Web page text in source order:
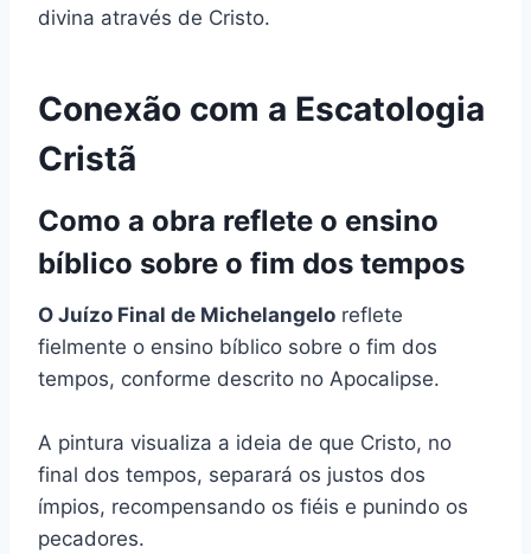
divina através de Cristo.
Conexão com a Escatologia
Cristã
Como a obra reflete o ensino
bíblico sobre o fim dos tempos
O Juízo Final de Michelangelo reflete
fielmente o ensino bíblico sobre o fim dos
tempos, conforme descrito no Apocalipse.
A pintura visualiza a ideia de que Cristo, no
final dos tempos, separará os justos dos
ímpios, recompensando os fiéis e punindo os
pecadores.